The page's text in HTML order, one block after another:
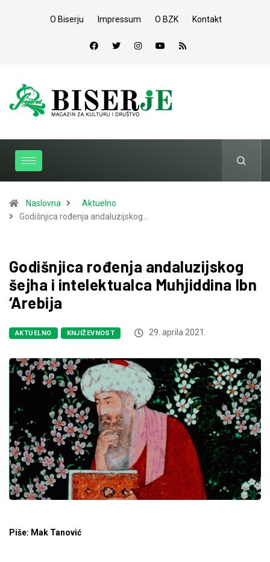
O Biserju Impressum O BZK Kontakt
Naslovna
Aktuelno
Godišnjica rođenja andaluzijskog…
Godišnjica rođenja andaluzijskog
šejha i intelektualca Muhjiddina Ibn
‘Arebija
AKTUELNO KNJIŽEVNOST 29. aprila 2021.
Piše: Mak Tanović